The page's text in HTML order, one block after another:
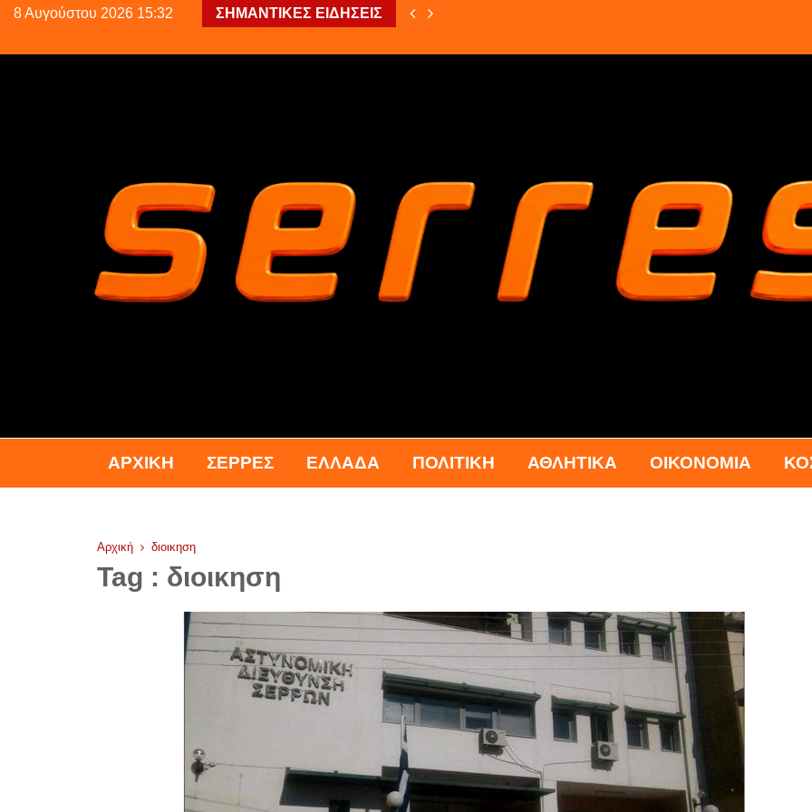
8 Αυγούστου 2026 15:32 ΣΗΜΑΝΤΙΚΕΣ ΕΙΔΗΣΕΙΣ
ΑΡΧΙΚΉ ΣΕΡΡΕΣ ΕΛΛΑΔΑ ΠΟΛΙΤΙΚΗ ΑΘΛΗΤΙΚΑ ΟΙΚΟΝΟΜΙΑ
Αρχική διοικηση
Tag : διοικηση